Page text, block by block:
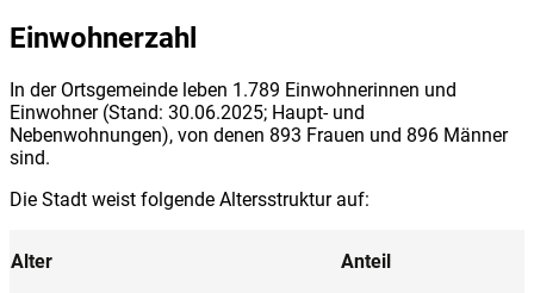
Einwohnerzahl
In der Ortsgemeinde leben 1.789 Einwohnerinnen und
Einwohner (Stand: 30.06.2025; Haupt- und
Nebenwohnungen), von denen 893 Frauen und 896 Männer
sind.
Die Stadt weist folgende Altersstruktur auf:
Alter
Anteil